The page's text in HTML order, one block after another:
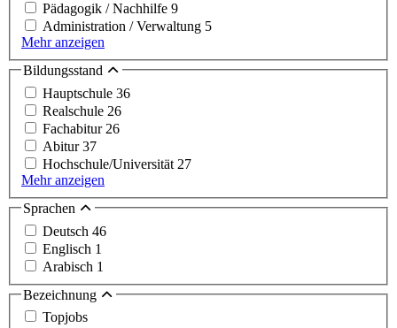
Pädagogik / Nachhilfe 9
Administration / Verwaltung 5
Mehr anzeigen
Bildungsstand
Hauptschule 36
Realschule 26
Fachabitur 26
Abitur37
Hochschule/Universität 27
Mehr anzeigen
Sprachen
Deutsch 46
Englisch 1
Arabisch 1
Bezeichnung
Topjobs